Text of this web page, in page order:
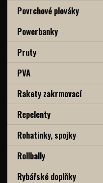
Povrchové plováky
Powerbanky
Pruty
PVA
Rakety zakrmovací
Repelenty
Rohatinky, spojky
Rollbally
Rybářské doplňky